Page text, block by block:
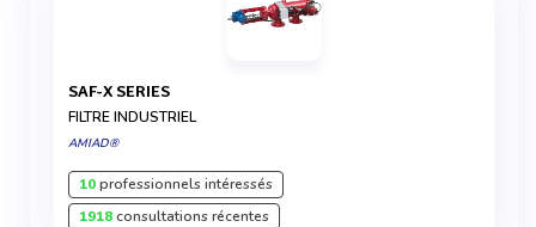
SAF-X SERIES
FILTRE INDUSTRIEL
AMIAD®
10professionnels intéressés
1918consultations récentes